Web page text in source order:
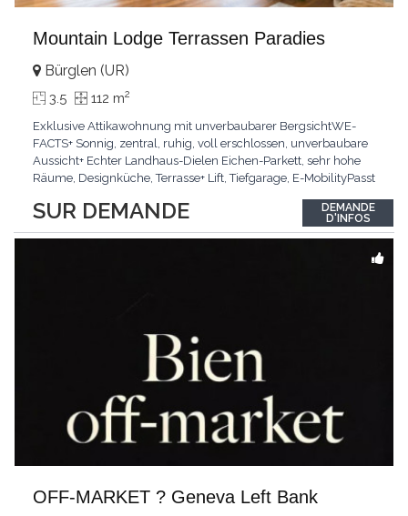
Mountain Lodge Terrassen Paradies
SUR DEMANDE
Bürglen (UR)
3.5 112 m2
Exklusive Attikawohnung mit unverbaubarer BergsichtWE-
FACTS+ Sonnig, zentral, ruhig, voll erschlossen, unverbaubare
Aussicht+ Echter Landhaus-Dielen Eichen-Parkett, sehr hohe
Räume, Designküche, Terrasse+ Lift, Tiefgarage, E-MobilityPasst
ArchitekturKLARTEXT: Grosszügig, sonnig und kompromisslos
hochwertig mit Logenplatz.Interessiert?...
DEMANDE
D'INFOS
OFF-MARKET ? Geneva Left Bank